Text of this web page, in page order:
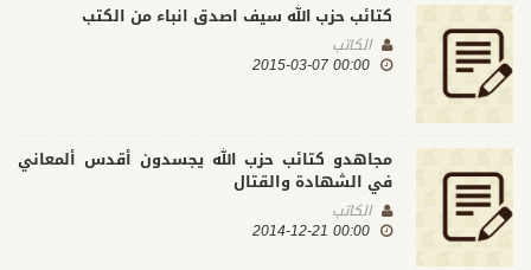
كتائب حزب الله سيف اصدق انباء من الكتب
الكاتب
00:00 2015-03-07
مجاهدو كتائب حزب الله يجسدون أقدس ألمعاني
في الشهادة والقتال
الكاتب
00:00 2014-12-21